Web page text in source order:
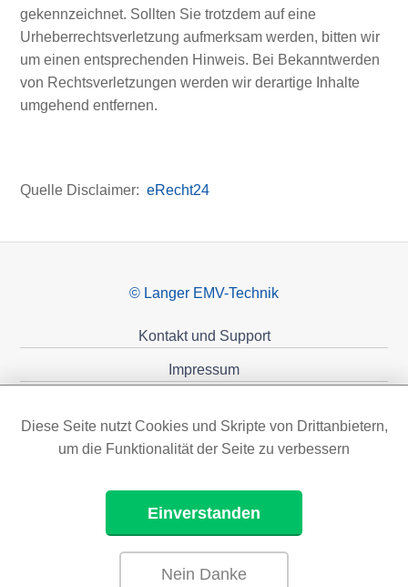
gekennzeichnet. Sollten Sie trotzdem auf eine
Urheberrechtsverletzung aufmerksam werden, bitten wir
um einen entsprechenden Hinweis. Bei Bekanntwerden
von Rechtsverletzungen werden wir derartige Inhalte
umgehend entfernen.
Quelle Disclaimer: eRecht24
© Langer EMV-Technik
Kontakt und Support
Impressum
Diese Seite nutzt Cookies und Skripte von Drittanbietern,
um die Funktionalität der Seite zu verbessern
Einverstanden
Nein Danke